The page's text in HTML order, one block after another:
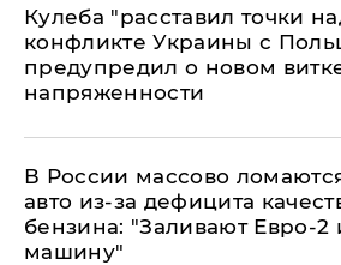
Кулеба "расставил точки
конфликте Украины с
предупредил о новом
напряженности
В России массово
авто из-за дефицита
бензина: "Заливают Евро-2
машину"